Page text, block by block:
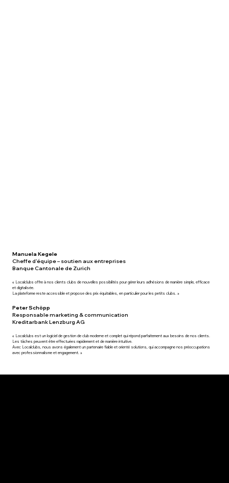
Manuela Kegele
Cheffe d’équipe – soutien aux entreprises
Banque Cantonale de Zurich
« Localclubs offre à nos clients clubs de nouvelles possibilités pour gérer leurs adhésions de manière simple, efficace
et digitalisée.
La plateforme reste accessible et propose des prix équitables, en particulier pour les petits clubs. »
Peter Schöpp
Responsable marketing & communication
Kreditarbank Lenzburg AG
« Localclubs est un logiciel de gestion de club moderne et complet qui répond parfaitement aux besoins de nos clients.
Les tâches peuvent être effectuées rapidement et de manière intuitive.
Avec Localclubs, nous avons également un partenaire fiable et orienté solutions, qui accompagne nos préoccupations
avec professionnalisme et engagement. »